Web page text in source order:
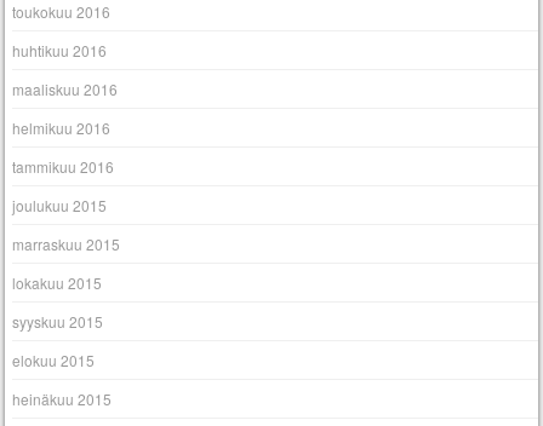
toukokuu 2016
huhtikuu 2016
maaliskuu 2016
helmikuu 2016
tammikuu 2016
joulukuu 2015
marraskuu 2015
lokakuu 2015
syyskuu 2015
elokuu 2015
heinäkuu 2015